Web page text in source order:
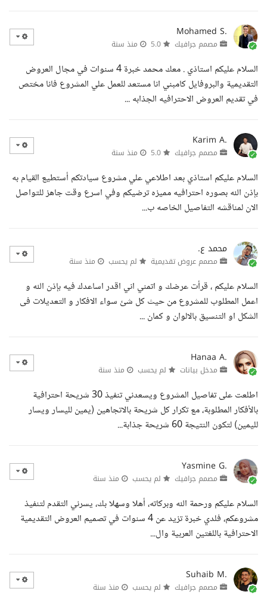
Mohamed S.
مصمم جرافيك منذ سنة
السلام عليكم استاذي . معك محمد خبرة 4 سنوات في مجال العروض
التقديمية والبروفايل كامبني انا مستعد للعمل علي المشروع فانا مختص
في تقديم العروض الاحترافيه الجذابه ...
Karim A.
مصمم جرافيك منذ سنة
السلام عليكم استاذي بعد اطلاعي علي مشروع سيادتكم أستطيع القيام به
بإذن الله بصوره احترافيه مميزه ترضيكم وفي اسرع وقت جاهز للتواصل
الان لمناقشه التفاصيل الخاصه ب...
محمد ع.
مصمم عروض تقديمية لم يحسب منذ سنة
السلام عليكم ، قرأت عرضك و اتمني اني اقدر اساعدك فيه بإذن الله و
اعمل المطلوب للمشروع من حيث كل شئ سواء الافكار و التعديلات فى
الشكل او التنسيق بالالوان و كمان ...
Hanaa A.
مدخل بيانات لم يحسب منذ سنة
اطلعت على تفاصيل المشروع ويسعدني تنفيذ 30 شريحة احترافية
بالأفكار المطلوبة، مع تكرار كل شريحة بالاتجاهين (يمين لليسار ويسار
لليمين) لتكون النتيجة 60 شريحة جذابة...
Yasmine G.
مصمم جرافيك لم يحسب منذ سنة
السلام عليكم ورحمة الله وبركاته، أهلا وسهلا بك، يسرني التقدم لتنفيذ
مشروعكم، فلدي خبرة تزيد عن 4 سنوات في تصميم العروض التقديمية
الاحترافية باللغتين العربية وال...
Suhaib M.
مصمم جرافيك لم يحسب منذ سنة